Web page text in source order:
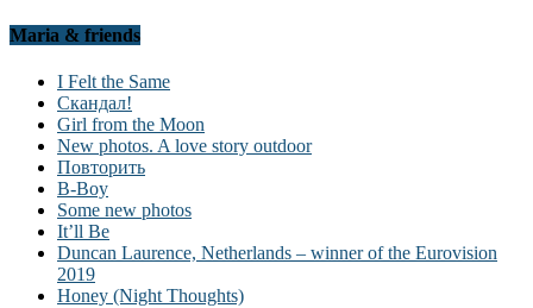
Maria & friends
I Felt the Same
Скандал!
Girl from the Moon
New photos. A love story outdoor
Повторить
B-Boy
Some new photos
It’ll Be
Duncan Laurence, Netherlands – winner of the Eurovision
2019
Honey (Night Thoughts)